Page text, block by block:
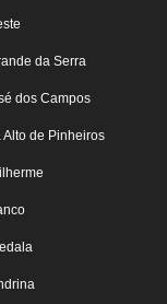
da Serra
dos Campos
de Pinheiros